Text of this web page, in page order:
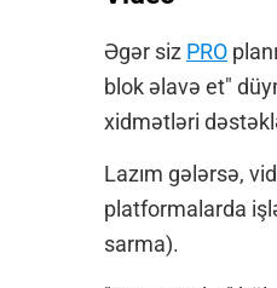
Əgər siz PRO
blok əlavə et"
xidmətləri
Lazım gələrsə,
platformalarda
sarma).